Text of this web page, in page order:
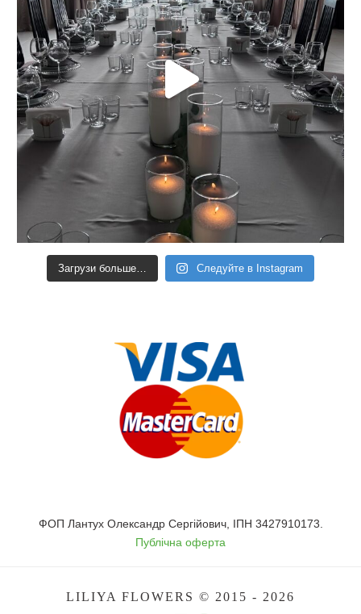
Загрузи больше… Следуйте в Instagram
ФОП Лантух Олександр Сергійович, ІПН 3427910173.
Публічна оферта
LILIYA FLOWERS © 2015 - 2026